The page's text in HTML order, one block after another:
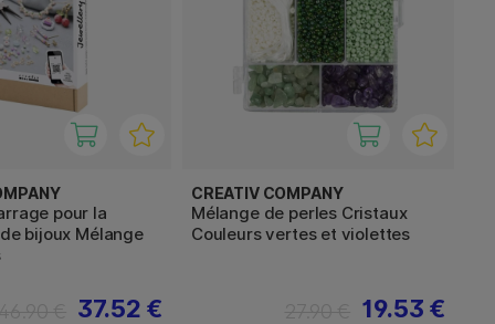
pour la
bijoux Mélange
37.52 €
CREATIV COMPANY
Mélange de perles Cristaux
Couleurs vertes et violettes
19.53 €